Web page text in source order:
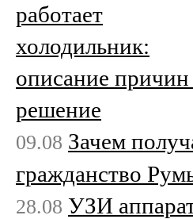
работает
холодильник:
описание
решение
09.08 Зачем
гражданство
28.08 УЗИ